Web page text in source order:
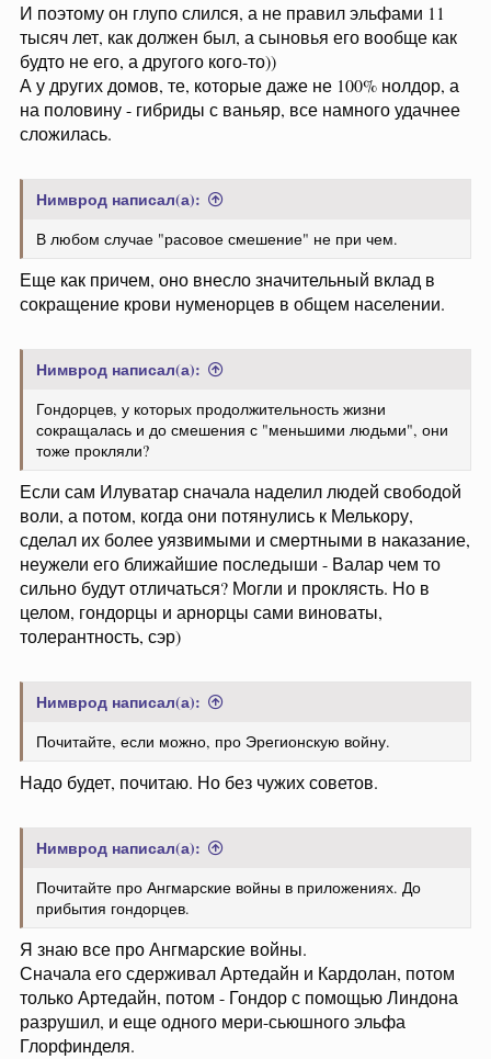
И поэтому он глупо слился, а не правил эльфами 11
тысяч лет, как должен был, а сыновья его вообще как
будто не его, а другого кого-то))
А у других домов, те, которые даже не 100% нолдор, а
на половину - гибриды с ваньяр, все намного удачнее
сложилась.
Нимврод написал(а):
В любом случае "расовое смешение" не при чем.
Еще как причем, оно внесло значительный вклад в
сокращение крови нуменорцев в общем населении.
Нимврод написал(а):
Гондорцев, у которых продолжительность жизни
сокращалась и до смешения с "меньшими людьми", они
тоже прокляли?
Если сам Илуватар сначала наделил людей свободой
воли, а потом, когда они потянулись к Мелькору,
сделал их более уязвимыми и смертными в наказание,
неужели его ближайшие последыши - Валар чем то
сильно будут отличаться? Могли и проклясть. Но в
целом, гондорцы и арнорцы сами виноваты,
толерантность, сэр)
Нимврод написал(а):
Почитайте, если можно, про Эрегионскую войну.
Надо будет, почитаю. Но без чужих советов.
Нимврод написал(а):
Почитайте про Ангмарские войны в приложениях. До
прибытия гондорцев.
Я знаю все про Ангмарские войны.
Сначала его сдерживал Артедайн и Кардолан, потом
только Артедайн, потом - Гондор с помощью Линдона
разрушил, и еще одного мери-сьюшного эльфа
Глорфинделя.